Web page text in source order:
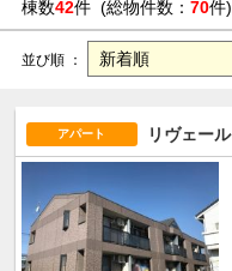
棟数42件 (総物件数： 70件)
並び順 ：
アパート リヴェール